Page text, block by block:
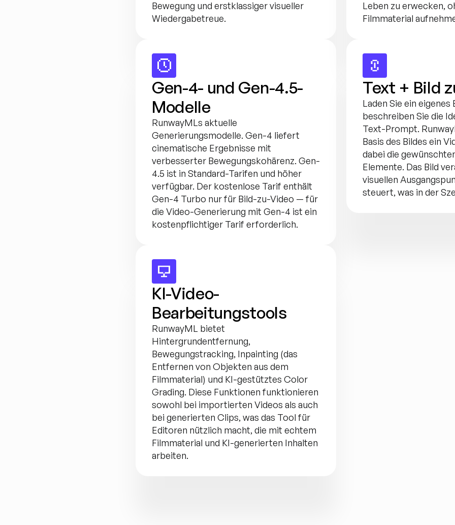
Bewegung und erstklassiger visueller
Wiedergabetreue.
Gen-4- und Gen-4.5-
Modelle
RunwayMLs aktuelle
Generierungsmodelle. Gen-4 liefert
cinematische Ergebnisse mit
verbesserter Bewegungskohärenz. Gen-
4.5 ist in Standard-Tarifen und höher
verfügbar. Der kostenlose Tarif enthält
Gen-4 Turbo nur für Bild-zu-Video — für
die Video-Generierung mit Gen-4 ist ein
kostenpflichtiger Tarif erforderlich.
KI-Video-
Bearbeitungstools
RunwayML bietet
Hintergrundentfernung,
Bewegungstracking, Inpainting (das
Entfernen von Objekten aus dem
Filmmaterial) und KI-gestütztes Color
Grading. Diese Funktionen funktionieren
sowohl bei importierten Videos als auch
bei generierten Clips, was das Tool für
Editoren nützlich macht, die mit echtem
Filmmaterial und KI-generierten Inhalten
arbeiten.
Leben zu erwecken,
Filmmaterial
Text + Bild
Laden Sie ein eigenes
beschreiben Sie die
Text-Prompt.
Basis des Bildes ein
dabei die
Elemente. Das Bild
visuellen
steuert, was in der